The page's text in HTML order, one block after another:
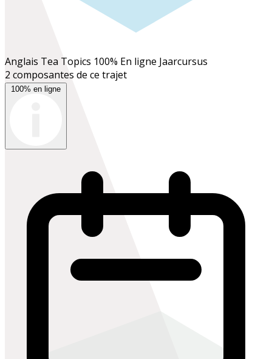
Anglais Tea Topics 100% En ligne Jaarcursus
2 composantes de ce trajet
100% en ligne